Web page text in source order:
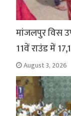
मांजलपुर विस
11वें राउंड में
August 3, 2026